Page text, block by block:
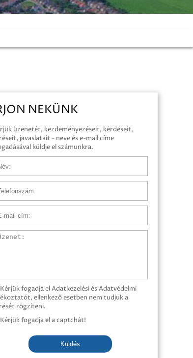
NEKÜNK
üzenetét, kezdeményezéseit, kérdéseit,
javaslatait - neve és e-mail címe
küldje el számunkra.
Kérjük fogadja el Adatkezelési és Adatvédelmi
ellenkező esetben nem tudjuk a
rögzíteni.
Kérjük fogadja el a captchát!
Küldés